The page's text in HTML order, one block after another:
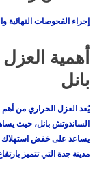
إجراء الفحوصات النهائية
أهمية
بانل
يُعد العزل الحراري من أهم
الساندوتش بانل، حيث
يساعد على خفض استهلاك
مدينة جدة التي تتميز